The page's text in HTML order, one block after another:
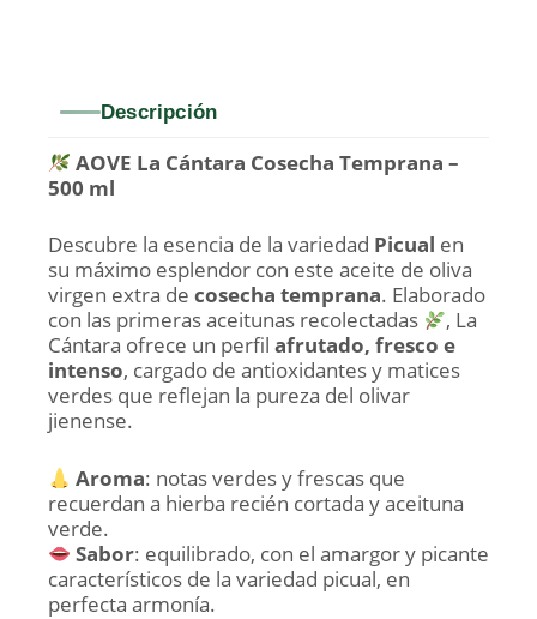
Descripción
AOVE La Cántara Cosecha Temprana –
500 ml
Descubre la esencia de la variedad Picual en
su máximo esplendor con este aceite de oliva
virgen extra de cosecha temprana. Elaborado
con las primeras aceitunas recolectadas
, La
Cántara ofrece un perfil afrutado, fresco e
intenso, cargado de antioxidantes y matices
verdes que reflejan la pureza del olivar
jienense.
Aroma: notas verdes y frescas que
recuerdan a hierba recién cortada y aceituna
verde.
Sabor: equilibrado, con el amargor y picante
característicos de la variedad picual, en
perfecta armonía.